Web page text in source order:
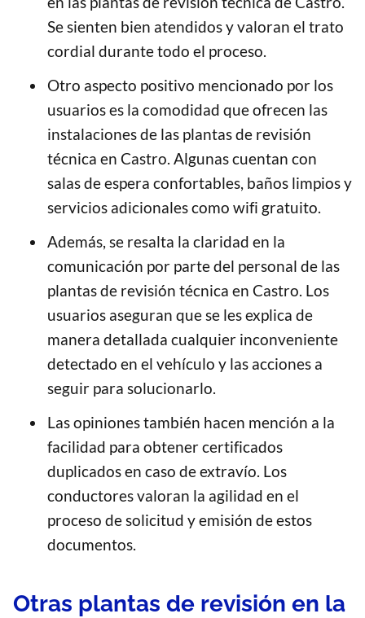
Se sienten bien atendidos y valoran el trato
cordial durante todo el proceso.
Otro aspecto positivo mencionado por los
usuarios es la comodidad que ofrecen las
instalaciones de las plantas de revisión
técnica en Castro. Algunas cuentan con
salas de espera confortables, baños limpios y
servicios adicionales como wifi gratuito.
Además, se resalta la claridad en la
comunicación por parte del personal de las
plantas de revisión técnica en Castro. Los
usuarios aseguran que se les explica de
manera detallada cualquier inconveniente
detectado en el vehículo y las acciones a
seguir para solucionarlo.
Las opiniones también hacen mención a la
facilidad para obtener certificados
duplicados en caso de extravío. Los
conductores valoran la agilidad en el
proceso de solicitud y emisión de estos
documentos.
Otras plantas de revisión en la